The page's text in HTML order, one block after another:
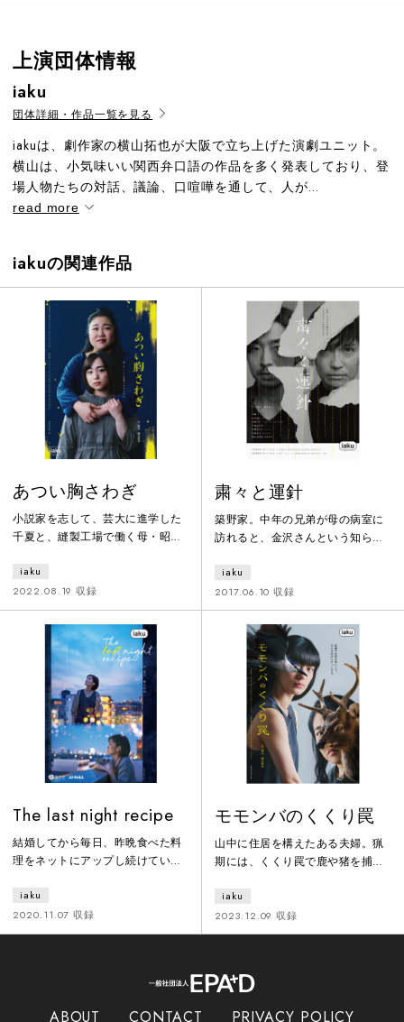
上演団体情報
iaku
団体詳細・作品一覧を見る
iakuは、劇作家の横山拓也が大阪で立ち上げた演劇ユニット。
横山は、小気味いい関西弁口語の作品を多く発表しており、登
場人物たちの対話、議論、口喧嘩を通して、人が...
read more
iakuの関連作品
あつい胸さわぎ
小説家を志して、芸大に進学した
千夏と、縫製工場で働く母・昭
の絶えない母娘の二人暮らし。そ
の裏には、小さなわだかまりが横
たわっているが、そこに触れない
ことが暗黙の了解となっている。
あるとき、昭子の会社に中途採用
でやってきた木村からの提案で、
サーカスを観に行く約束が交わさ
れた。ひょんなことから、千夏の
幼馴染で、密かに思いを寄せる光
輝と、昭子の同僚で、千夏が憧れ
る女性、透子
iaku
2022.08.19 収録
粛々と運針
築野家。中年の兄弟が母の病室に
訪れると、金沢さんという知らな
仲らしい。膵臓ガンを告知された
母は、金沢さんと相談の結果、尊
厳死を選びたいと言った。一方、
田熊家。子供は作らないと約束し
て結婚した若い夫婦に、妊娠の予
兆が。生活や仕事のことを考える
と、産むことは選べない。選びた
くない。時間は刻々と進む。死に
ゆく命と芽生えた命を目の前にし
た、２組の家族の議論を見つめ
iaku
2017.06.10 収録
The last night recipe
結婚してから毎日、昨晩食べた料
理をネットにアップし続けてい
ストナイトレシピ』。結婚２年。
仲の良かった夫婦だったが、妻が
亡き人となった。妻の両親は残さ
舞いながら今まで以上に夫に関わ
iaku
2020.11.07 収録
モモンバのくくり罠
山中に住居を構えたある夫婦。猟
期には、くくり罠で鹿や猪を捕
来るかぎりの自給自足生活を目指
した。娘は、幼い頃から当たり前
に山で暮らしてきたが、徐々にこ
のことも嫌で、ついには山を降り
iaku
2023.12.09 収録
ABOUT CONTACT PRIVACY POLICY